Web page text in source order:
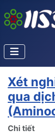
Xét
qua
Chi tiết